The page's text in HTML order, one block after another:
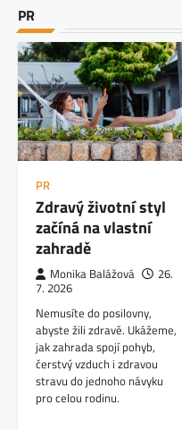
PR
PR
Zdravý životní styl
začíná na vlastní
zahradě
Monika Balážová
26.
7. 2026
Nemusíte do posilovny,
abyste žili zdravě. Ukážeme,
jak zahrada spojí pohyb,
čerstvý vzduch i zdravou
stravu do jednoho návyku
pro celou rodinu.